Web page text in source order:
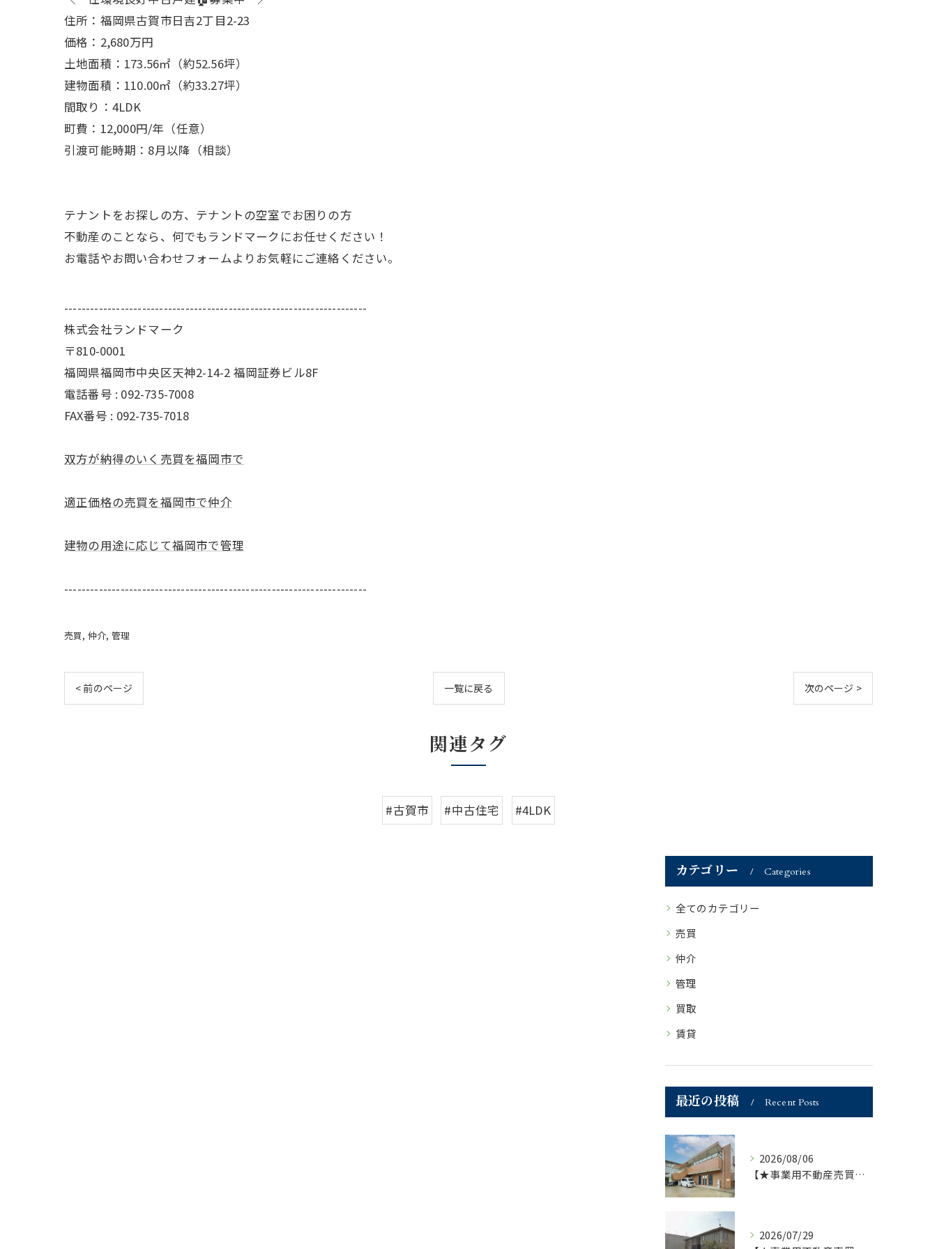
住所：福岡県古賀市日吉2丁目2-23
価格：2,680万円
土地面積：173.56㎡（約52.56坪）
建物面積：110.00㎡（約33.27坪）
間取り：4LDK
町費：12,000円/年（任意）
引渡可能時期：8月以降（相談）
テナントをお探しの方、テナントの空室でお困りの方
不動産のことなら、何でもランドマークにお任せください！
お電話やお問い合わせフォームよりお気軽にご連絡ください。
----------------------------------------------------------------------
株式会社ランドマーク
〒810-0001
福岡県福岡市中央区天神2-14-2 福岡証券ビル8F
電話番号 : 092-735-7008
FAX番号 : 092-735-7018
双方が納得のいく売買を福岡市で
適正価格の売買を福岡市で仲介
建物の用途に応じて福岡市で管理
----------------------------------------------------------------------
売買 仲介 管理
< 前のページ 一覧に戻る 次のページ >
関連タグ
#古賀市 #中古住宅 #4LDK
カテゴリー Categories
全てのカテゴリー
売買
仲介
管理
買取
賃貸
最近の投稿 Recent Posts
2026/08/06
【★事業用不動産売買仲介専門部署より★】福岡市の不動産｜株式会社ランドマーク●1棟収益物件・価格が下がりました！！●
2026/07/29